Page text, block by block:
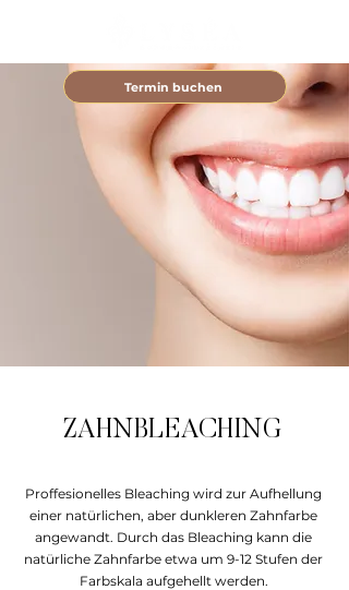
Termin buchen
ZAHNBLEACHING
Proffesionelles Bleaching wird zur Aufhellung
einer natürlichen, aber dunkleren Zahnfarbe
angewandt. Durch das Bleaching kann die
natürliche Zahnfarbe etwa um 9-12 Stufen der
Farbskala aufgehellt werden.